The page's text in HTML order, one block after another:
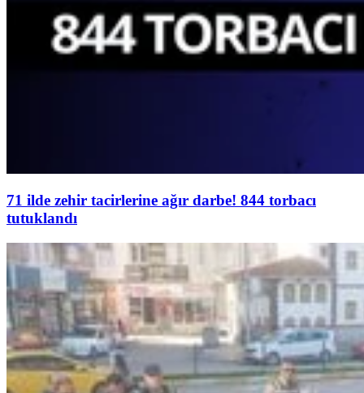
71 ilde zehir tacirlerine ağır darbe! 844 torbacı
tutuklandı